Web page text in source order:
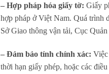
– Hợp pháp hóa giấy tờ: Giấy
hợp pháp ở Việt Nam. Quá trình
Sở Giao thông vận tải, Cục
– Đảm bảo tính chính xác: Việc
thời hạn giấy phép, hoặc các